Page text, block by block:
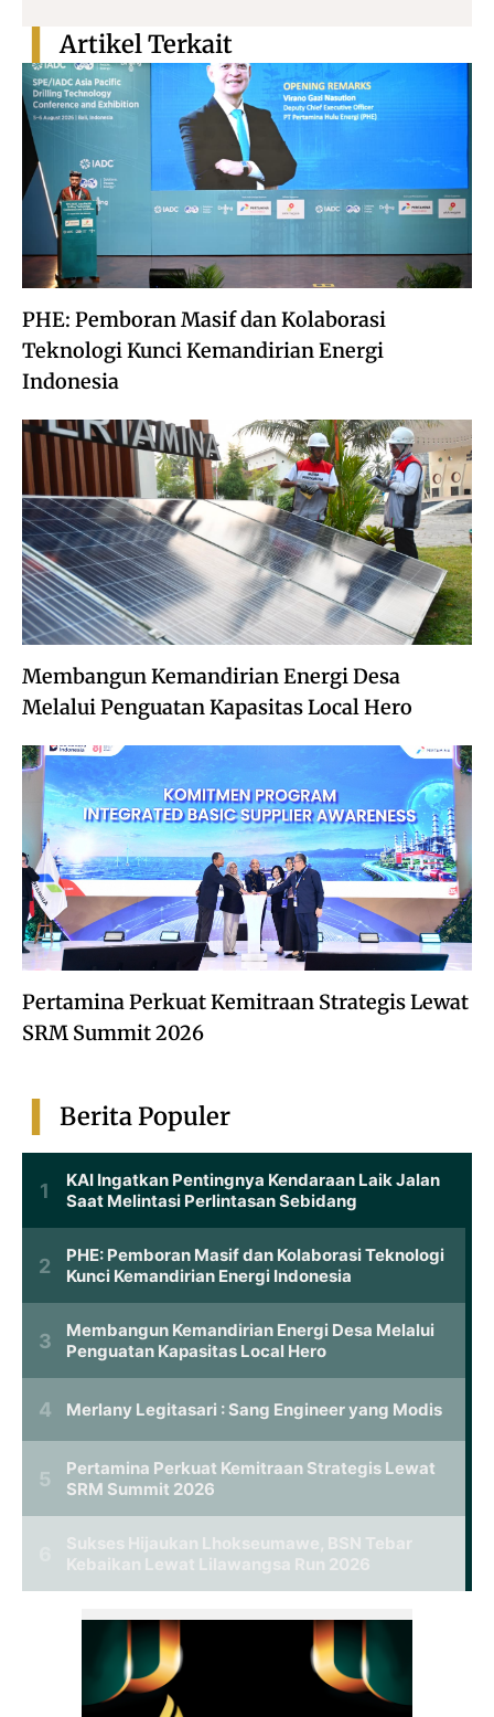
PHE: Pemboran Masif dan Kolaborasi
Teknologi Kunci Kemandirian Energi
Indonesia
Membangun Kemandirian Energi Desa
Melalui Penguatan Kapasitas Local Hero
Pertamina Perkuat Kemitraan Strategis Lewat
SRM Summit 2026
Artikel Terkait
Berita Populer